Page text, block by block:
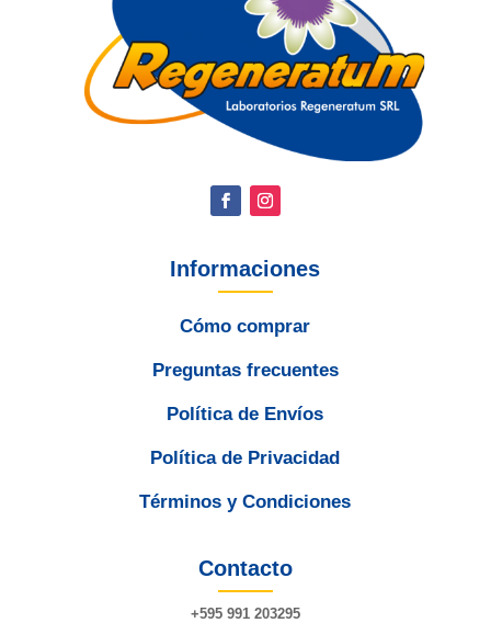
Informaciones
Cómo comprar
Preguntas frecuentes
Política de Envíos
Política de Privacidad
Términos y Condiciones
Contacto
+595 991 203295